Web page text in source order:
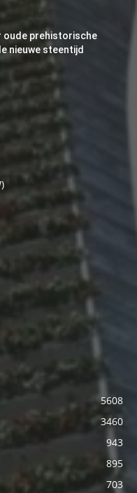
oude prehistorische
nieuwe steentijd
5608
3460
943
895
703